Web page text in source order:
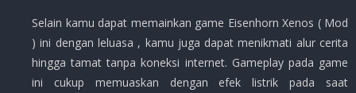
Selain kamu dapat memainkan game Eisenhorn Xenos ( Mod
) ini dengan leluasa , kamu juga dapat menikmati alur cerita
hingga tamat tanpa koneksi internet. Gameplay pada game
ini cukup memuaskan dengan efek listrik pada saat